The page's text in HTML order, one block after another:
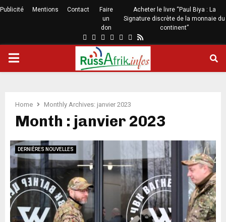
Publicité Mentions Contact
Faire
un
don
Acheter le livre “Paul Biya : La
Signature discrète de la monnaie du
continent”
Home Monthly Archives: janvier 2023
Month : janvier 2023
DERNIÈRES NOUVELLES